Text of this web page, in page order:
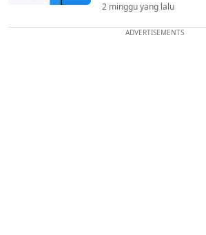
2 minggu yang lalu
ADVERTISEMENTS